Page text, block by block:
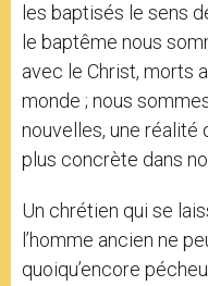
les baptisés le sens
le baptême nous
avec le Christ, morts
monde ; nous
nouvelles, une réalité
plus concrète dans
Un chrétien qui se
l’homme ancien ne
quoiqu’encore